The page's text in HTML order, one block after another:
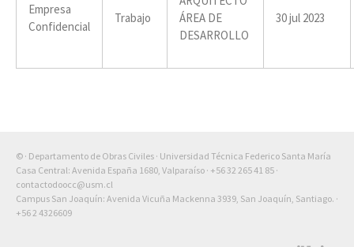
Empresa
Confidencial
Trabajo
ÁREA DE
DESARROLLO
30 jul 2023
© · Departamento de Obras Civiles · Universidad Técnica Federico Santa María
Casa Central: Avenida España 1680, Valparaíso · +56 32 265 41 85 ·
contactodoocc@usm.cl
Campus San Joaquín: Avenida Vicuña Mackenna 3939, San Joaquín, Santiago. ·
+56 2 4326609